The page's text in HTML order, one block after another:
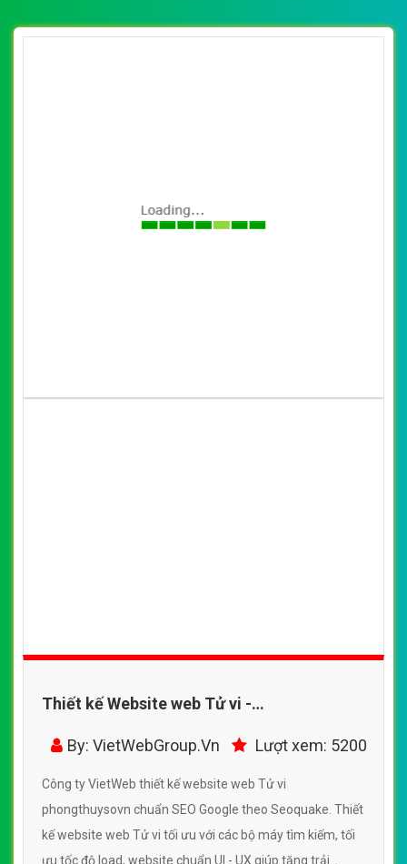
Thiết kế Website web Tử vi -
phongthuysovn
By: VietWebGroup.Vn Lượt xem: 5200
Công ty VietWeb thiết kế website web Tử vi
phongthuysovn chuẩn SEO Google theo Seoquake. Thiết
kế website web Tử vi tối ưu với các bộ máy tìm kiếm, tối
ưu tốc độ load, website chuẩn UI - UX giúp tăng trải